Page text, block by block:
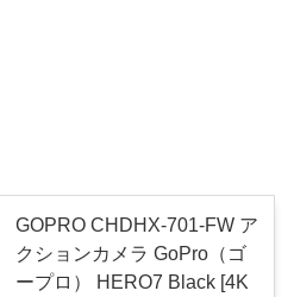
GOPRO CHDHX-701-FW ア
クションカメラ GoPro（ゴ
ープロ） HERO7 Black [4K